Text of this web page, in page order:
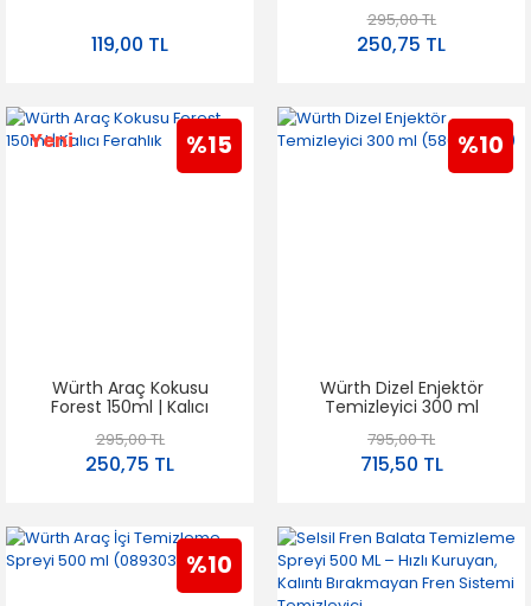
119,00 TL
295,00 TL
250,75 TL
%15
Yeni
Würth Araç Kokusu
Forest 150ml | Kalıcı
295,00 TL
250,75 TL
%10
Würth Dizel Enjektör
Temizleyici 300 ml
795,00 TL
715,50 TL
%10